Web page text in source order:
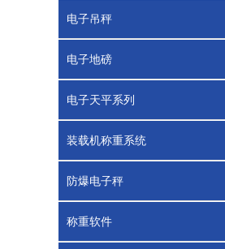
电子吊秤
电子地磅
电子天平系列
装载机称重系统
防爆电子秤
称重软件